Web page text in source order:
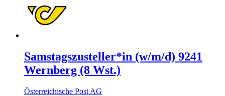
Samstagszusteller*in (w/m/d) 9241
Wernberg (8 Wst.)
Österreichische Post AG